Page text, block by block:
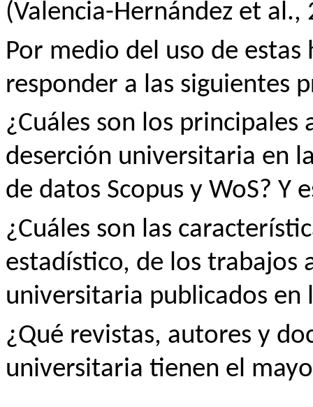
(Valencia-Hernández et
Por medio del uso de
responder a las siguientes
¿Cuáles son los
deserción universitaria en
de datos Scopus y WoS? Y
¿Cuáles son las
estadístico, de los trabajos
universitaria publicados en
¿Qué revistas, autores y
universitaria tienen el